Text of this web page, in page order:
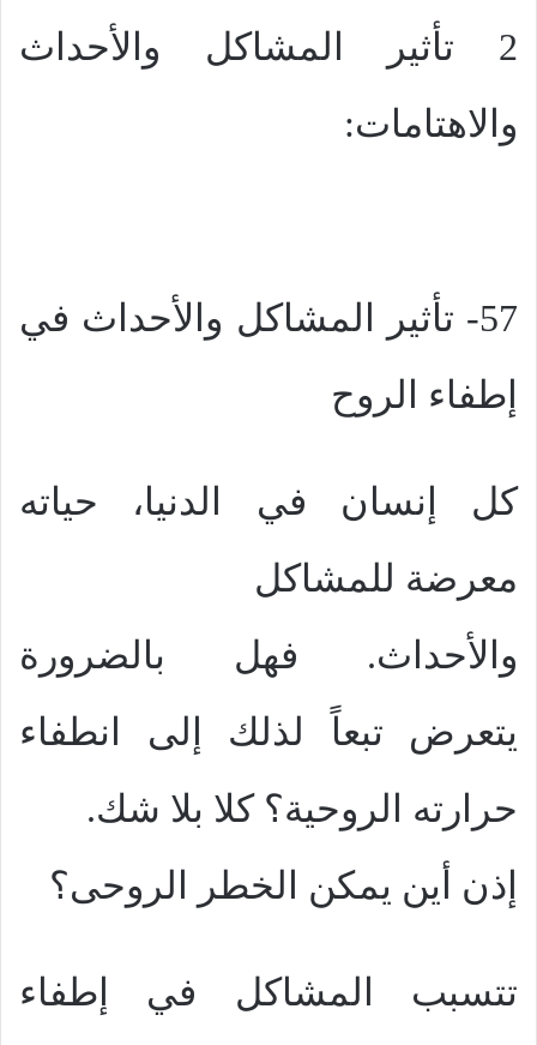
2 تأثير المشاكل والأحداث
والاهتامات:
57- تأثير المشاكل والأحداث في
إطفاء الروح
كل إنسان في الدنيا، حياته
معرضة للمشاكل
والأحداث. فهل بالضرورة
يتعرض تبعاً لذلك إلى انطفاء
حرارته الروحية؟ كلا بلا شك.
إذن أين يمكن الخطر الروحى؟
تتسبب المشاكل في إطفاء